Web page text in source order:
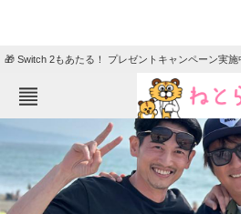
🎁 Switch 2もあたる！ プレゼントキャンペーン実施
ねとらぼメニュー
ニュ
エンタメ クイズ